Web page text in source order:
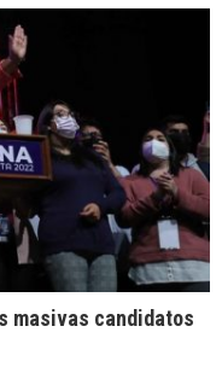
masivas candidatos